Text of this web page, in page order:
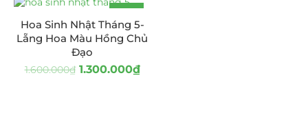
-19%
Hoa Sinh Nhật Tháng 5-
Lẵng Hoa Màu Hồng Chủ
Đạo
1.600.000₫ 1.300.000₫